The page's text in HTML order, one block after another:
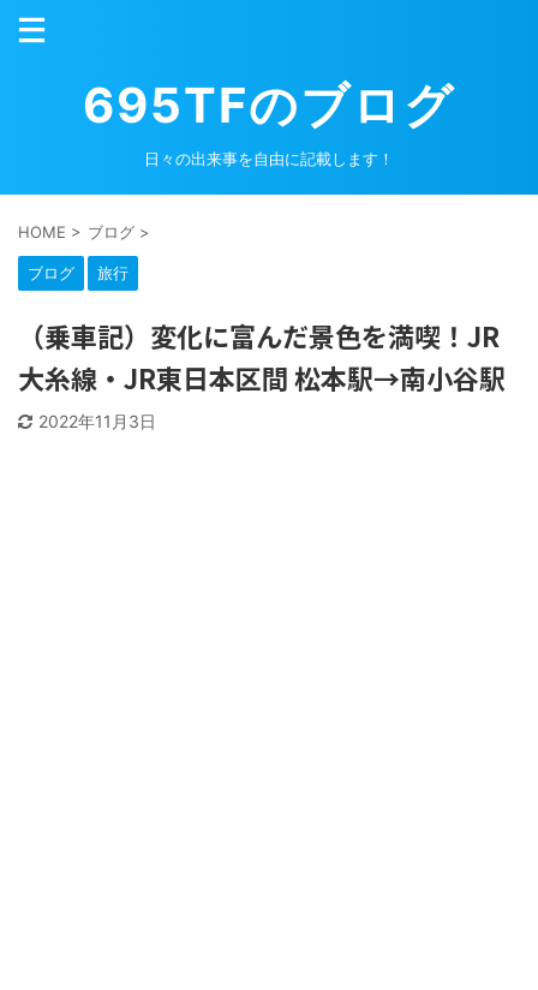
695TFのブログ
日々の出来事を自由に記載します！
HOME > ブログ >
ブログ 旅行
（乗車記）変化に富んだ景色を満喫！JR
大糸線・JR東日本区間 松本駅→南小谷駅
2022年11月3日